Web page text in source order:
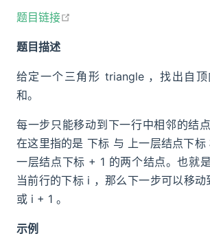
题目链接
题目描述
给定一个三角形 triangle ，找出自
和。
每一步只能移动到下一行中相邻的结
在这里指的是 下标 与 上一层结点下标
一层结点下标 + 1 的两个结点。也就
当前行的下标 i ，那么下一步可以移
或 i + 1 。
示例